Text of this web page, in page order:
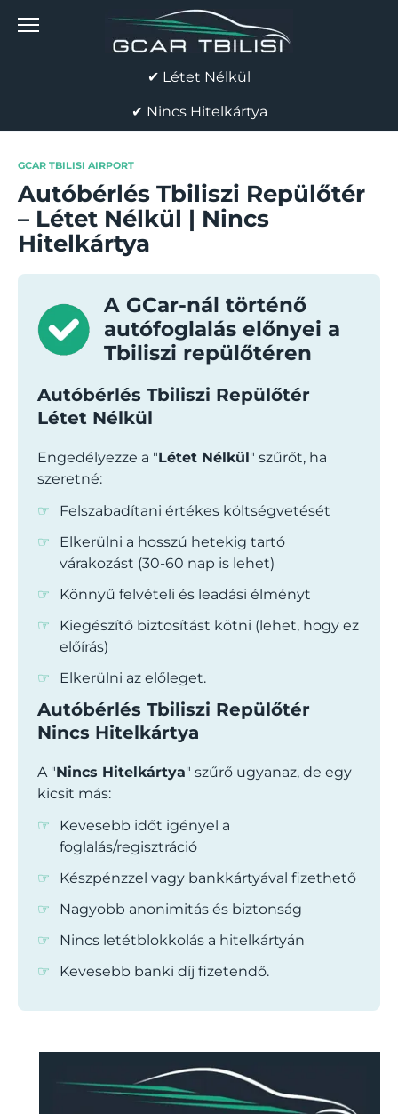
✔ Létet Nélkül
✔ Nincs Hitelkártya
GCAR TBILISI AIRPORT
Autóbérlés Tbiliszi Repülőtér
– Létet Nélkül | Nincs
Hitelkártya
A GCar-nál történő
autófoglalás előnyei a
Tbiliszi repülőtéren
Autóbérlés Tbiliszi Repülőtér
Létet Nélkül
Engedélyezze a "Létet Nélkül" szűrőt, ha
szeretné:
Felszabadítani értékes költségvetését
Elkerülni a hosszú hetekig tartó
várakozást (30-60 nap is lehet)
Könnyű felvételi és leadási élményt
Kiegészítő biztosítást kötni (lehet, hogy ez
előírás)
Elkerülni az előleget.
Autóbérlés Tbiliszi Repülőtér
Nincs Hitelkártya
A "Nincs Hitelkártya" szűrő ugyanaz, de egy
kicsit más:
Kevesebb időt igényel a
foglalás/regisztráció
Készpénzzel vagy bankkártyával fizethető
Nagyobb anonimitás és biztonság
Nincs letétblokkolás a hitelkártyán
Kevesebb banki díj fizetendő.